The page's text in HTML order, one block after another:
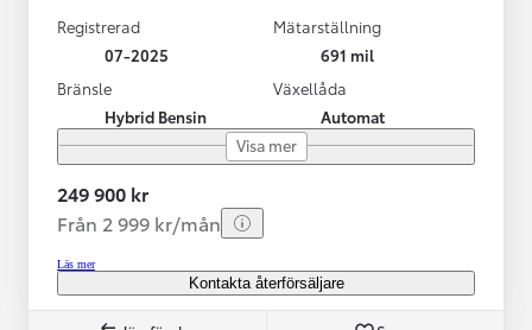
Registrerad
07-2025
Mätarställning
691 mil
Bränsle
Hybrid Bensin
Växellåda
Automat
Visa mer
249 900 kr
Från 2 999 kr/mån
Läs mer
Kontakta återförsäljare